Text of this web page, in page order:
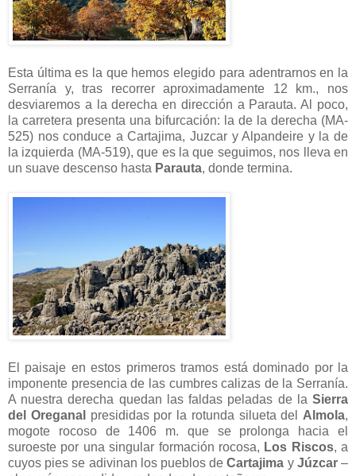
Esta última es la que hemos elegido para adentrarnos en la
Serranía y, tras recorrer aproximadamente 12 km., nos
desviaremos a la derecha en dirección a Parauta. Al poco,
la carretera presenta una bifurcación: la de la derecha (MA-
525) nos conduce a Cartajima, Juzcar y Alpandeire y la de
la izquierda (MA-519), que es la que seguimos, nos lleva en
un suave descenso hasta Parauta, donde termina.
El paisaje en estos primeros tramos está dominado por la
imponente presencia de las cumbres calizas de la Serranía.
A nuestra derecha quedan las faldas peladas de la Sierra
del Oreganal
presididas por la rotunda silueta del Almola,
mogote rocoso de 1406 m. que se prolonga hacia el
suroeste por una singular formación rocosa, Los Riscos, a
cuyos pies se adivinan los pueblos deCartajima y Júzcar–